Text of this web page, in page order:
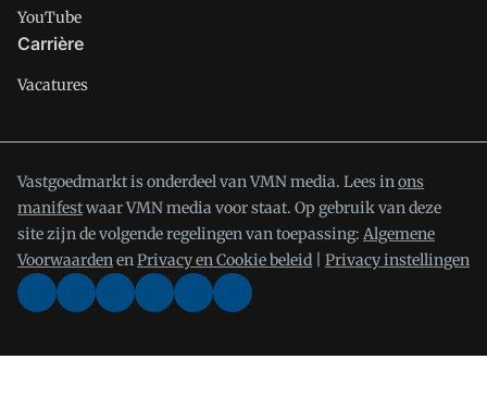
YouTube
Carrière
Vacatures
Vastgoedmarkt is onderdeel van VMN media. Lees inons
manifestwaar VMN media voor staat. Op gebruik van deze
site zijn de volgende regelingen van toepassing: Algemene
VoorwaardenenPrivacy en Cookie beleid Privacy instellingen